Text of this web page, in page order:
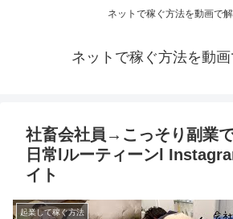
ネットで稼ぐ方法を動画で解
ネットで稼ぐ方法を動画
社畜会社員→こっそり副業
日常lルーティーンl
イト
起業して稼ぐ方法